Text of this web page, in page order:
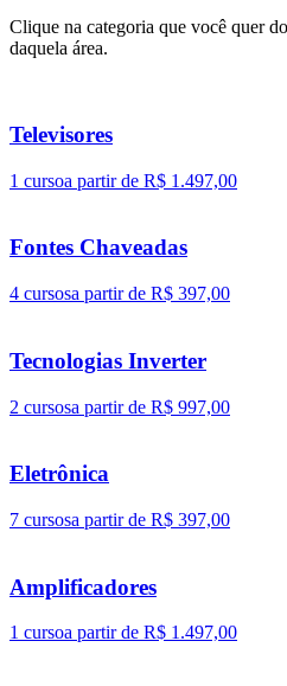
Clique na categoria que você quer
daquela área.
Televisores
1 cursoa partir de R$ 1.497,00
Fontes Chaveadas
4 cursosa partir de R$ 397,00
Tecnologias Inverter
2 cursosa partir de R$ 997,00
Eletrônica
7 cursosa partir de R$ 397,00
Amplificadores
1 cursoa partir de R$ 1.497,00